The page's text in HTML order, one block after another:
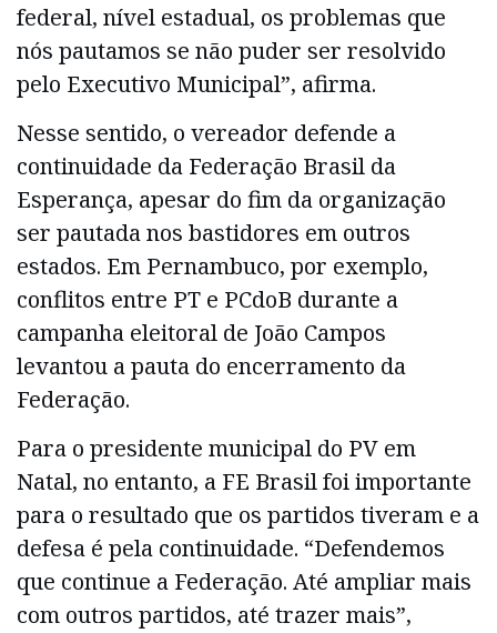
federal, nível estadual, os problemas que
nós pautamos se não puder ser resolvido
pelo Executivo Municipal”, afirma.
Nesse sentido, o vereador defende a
continuidade da Federação Brasil da
Esperança, apesar do fim da organização
ser pautada nos bastidores em outros
estados. Em Pernambuco, por exemplo,
conflitos entre PT e PCdoB durante a
campanha eleitoral de João Campos
levantou a pauta do encerramento da
Federação.
Para o presidente municipal do PV em
Natal, no entanto, a FE Brasil foi importante
para o resultado que os partidos tiveram e a
defesa é pela continuidade. “Defendemos
que continue a Federação. Até ampliar mais
com outros partidos, até trazer mais”,